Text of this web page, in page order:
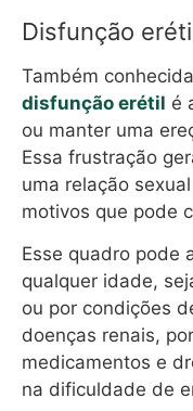
Disfunção
Também
disfunção erétil é
ou manter uma
Essa frustração
uma relação
motivos que pode
Esse quadro pode
qualquer idade,
ou por condições
doenças renais,
medicamentos e
na dificuldade de